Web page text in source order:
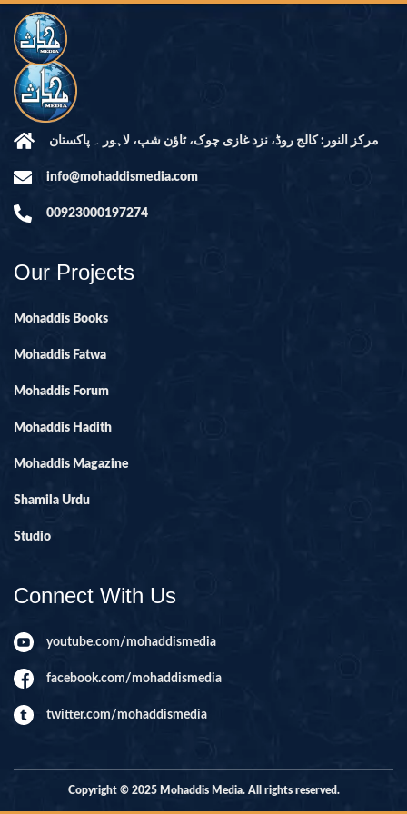
مرکز النور: کالج روڈ، نزد غازی چوک، ٹاؤن شپ، لاہور ۔ پاکستان
info@mohaddismedia.com
00923000197274
Our Projects
Mohaddis Books
Mohaddis Fatwa
Mohaddis Forum
Mohaddis Hadith
Mohaddis Magazine
Shamila Urdu
Studio
Connect With Us
youtube.com/mohaddismedia
facebook.com/mohaddismedia
twitter.com/mohaddismedia
Copyright © 2025 Mohaddis Media. All rights reserved.